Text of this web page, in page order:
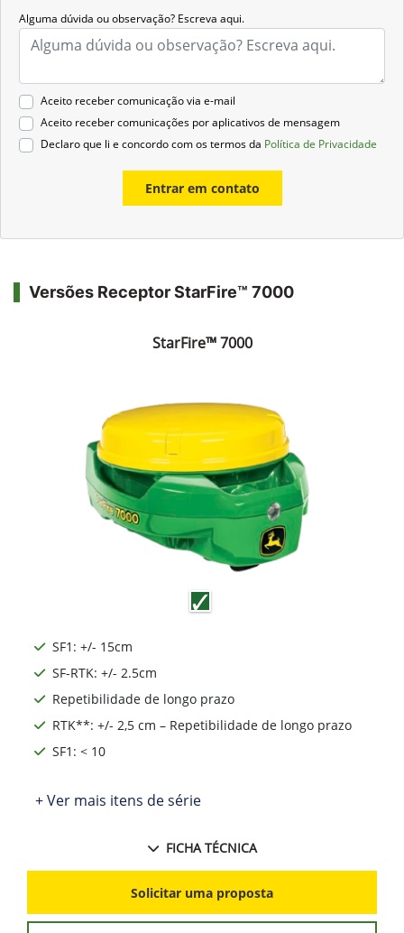
Alguma dúvida ou observação? Escreva aqui.
Aceito receber comunicação via e-mail
Aceito receber comunicações por aplicativos de mensagem
Declaro que li e concordo com os termos da Política de Privacidade
Entrar em contato
Versões Receptor StarFire™ 7000
StarFire™ 7000
SF1: +/- 15cm
SF-RTK: +/- 2.5cm
Repetibilidade de longo prazo
RTK**: +/- 2,5 cm – Repetibilidade de longo prazo
SF1: < 10
+ Ver mais itens de série
FICHA TÉCNICA
Solicitar uma proposta